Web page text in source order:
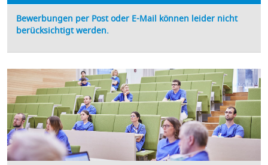
Bewerbungen per Post oder E-Mail können leider nicht
berücksichtigt werden.